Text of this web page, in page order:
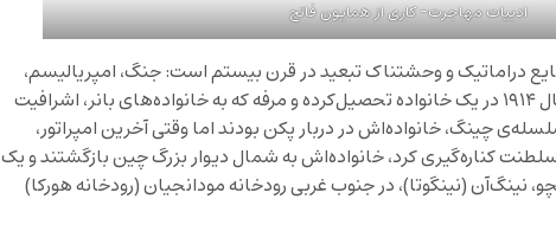
ادبیات مهاجرت- کاری از همایون فاتح
دراماتیک و وحشتناک تبعید در قرن بیستم است: جنگ، امپریالیسم،
نژادپرستی، آزار و اذیت و فرار. او در سال ۱۹۱۴ در یک خانواده تحصیل‌کرده و مرفه که به خانواده‌های بانر، اشرافیت
چینگ، خانواده‌اش در دربار پکن بودند اما وقتی آخرین امپراتور،
گیورو پویی، در سال ۱۹۱۲ از سلطنت کناره‌گیری کرد، خانواده‌اش به شمال دیوار بزرگ چین بازگشتند و یک
نینگ‌آن (نینگوتا)، در جنوب غربی رودخانه مودانجیان (رودخانه هورکا)